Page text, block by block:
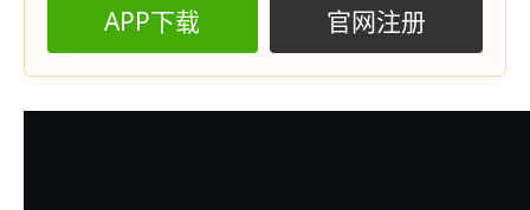
APP下载 官网注册